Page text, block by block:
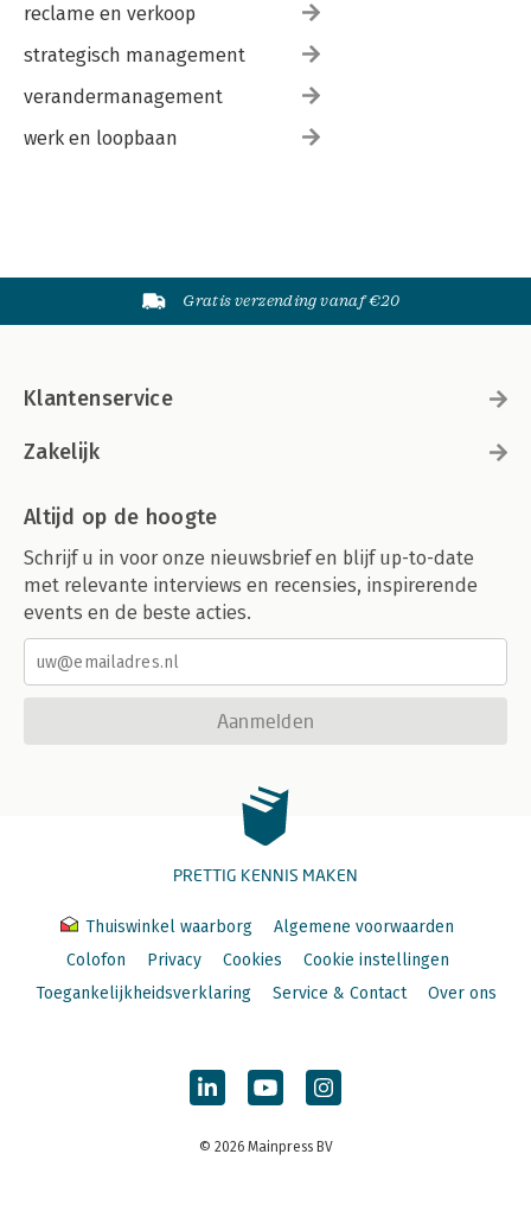
reclame en verkoop
strategisch management
verandermanagement
werk en loopbaan
Gratis verzending vanaf €20
Klantenservice
Zakelijk
Altijd op de hoogte
Schrijf u in voor onze nieuwsbrief en blijf up-to-date
met relevante interviews en recensies, inspirerende
events en de beste acties.
Aanmelden
PRETTIG KENNIS MAKEN
Thuiswinkel waarborg
Algemene voorwaarden
Colofon
Privacy Cookies
Cookie instellingen
Toegankelijkheidsverklaring
Service & Contact Over ons
© 2026 Mainpress BV